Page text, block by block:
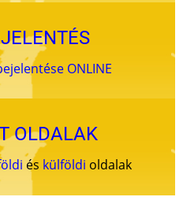
ONLINE
OLDALAK
és külföldi oldalak